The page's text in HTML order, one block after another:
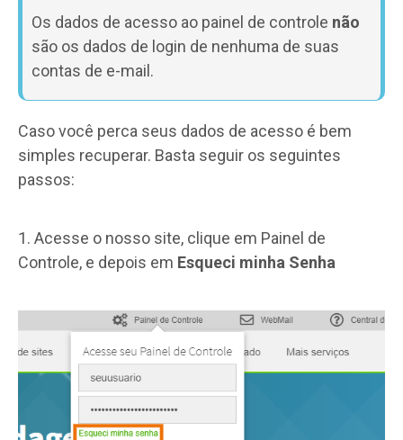
Os dados de acesso ao painel de controle não
são os dados de login de nenhuma de suas
contas de e-mail.
Caso você perca seus dados de acesso é bem
simples recuperar. Basta seguir os seguintes
passos:
1. Acesse o nosso site, clique em Painel de
Controle, e depois em Esqueci minha Senha